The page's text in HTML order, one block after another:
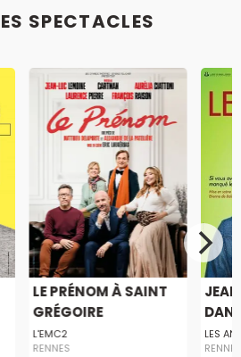
SPECTACLES
LE PRÉNOM À SAINT
GRÉGOIRE
L'EMC2
RENNES
LES